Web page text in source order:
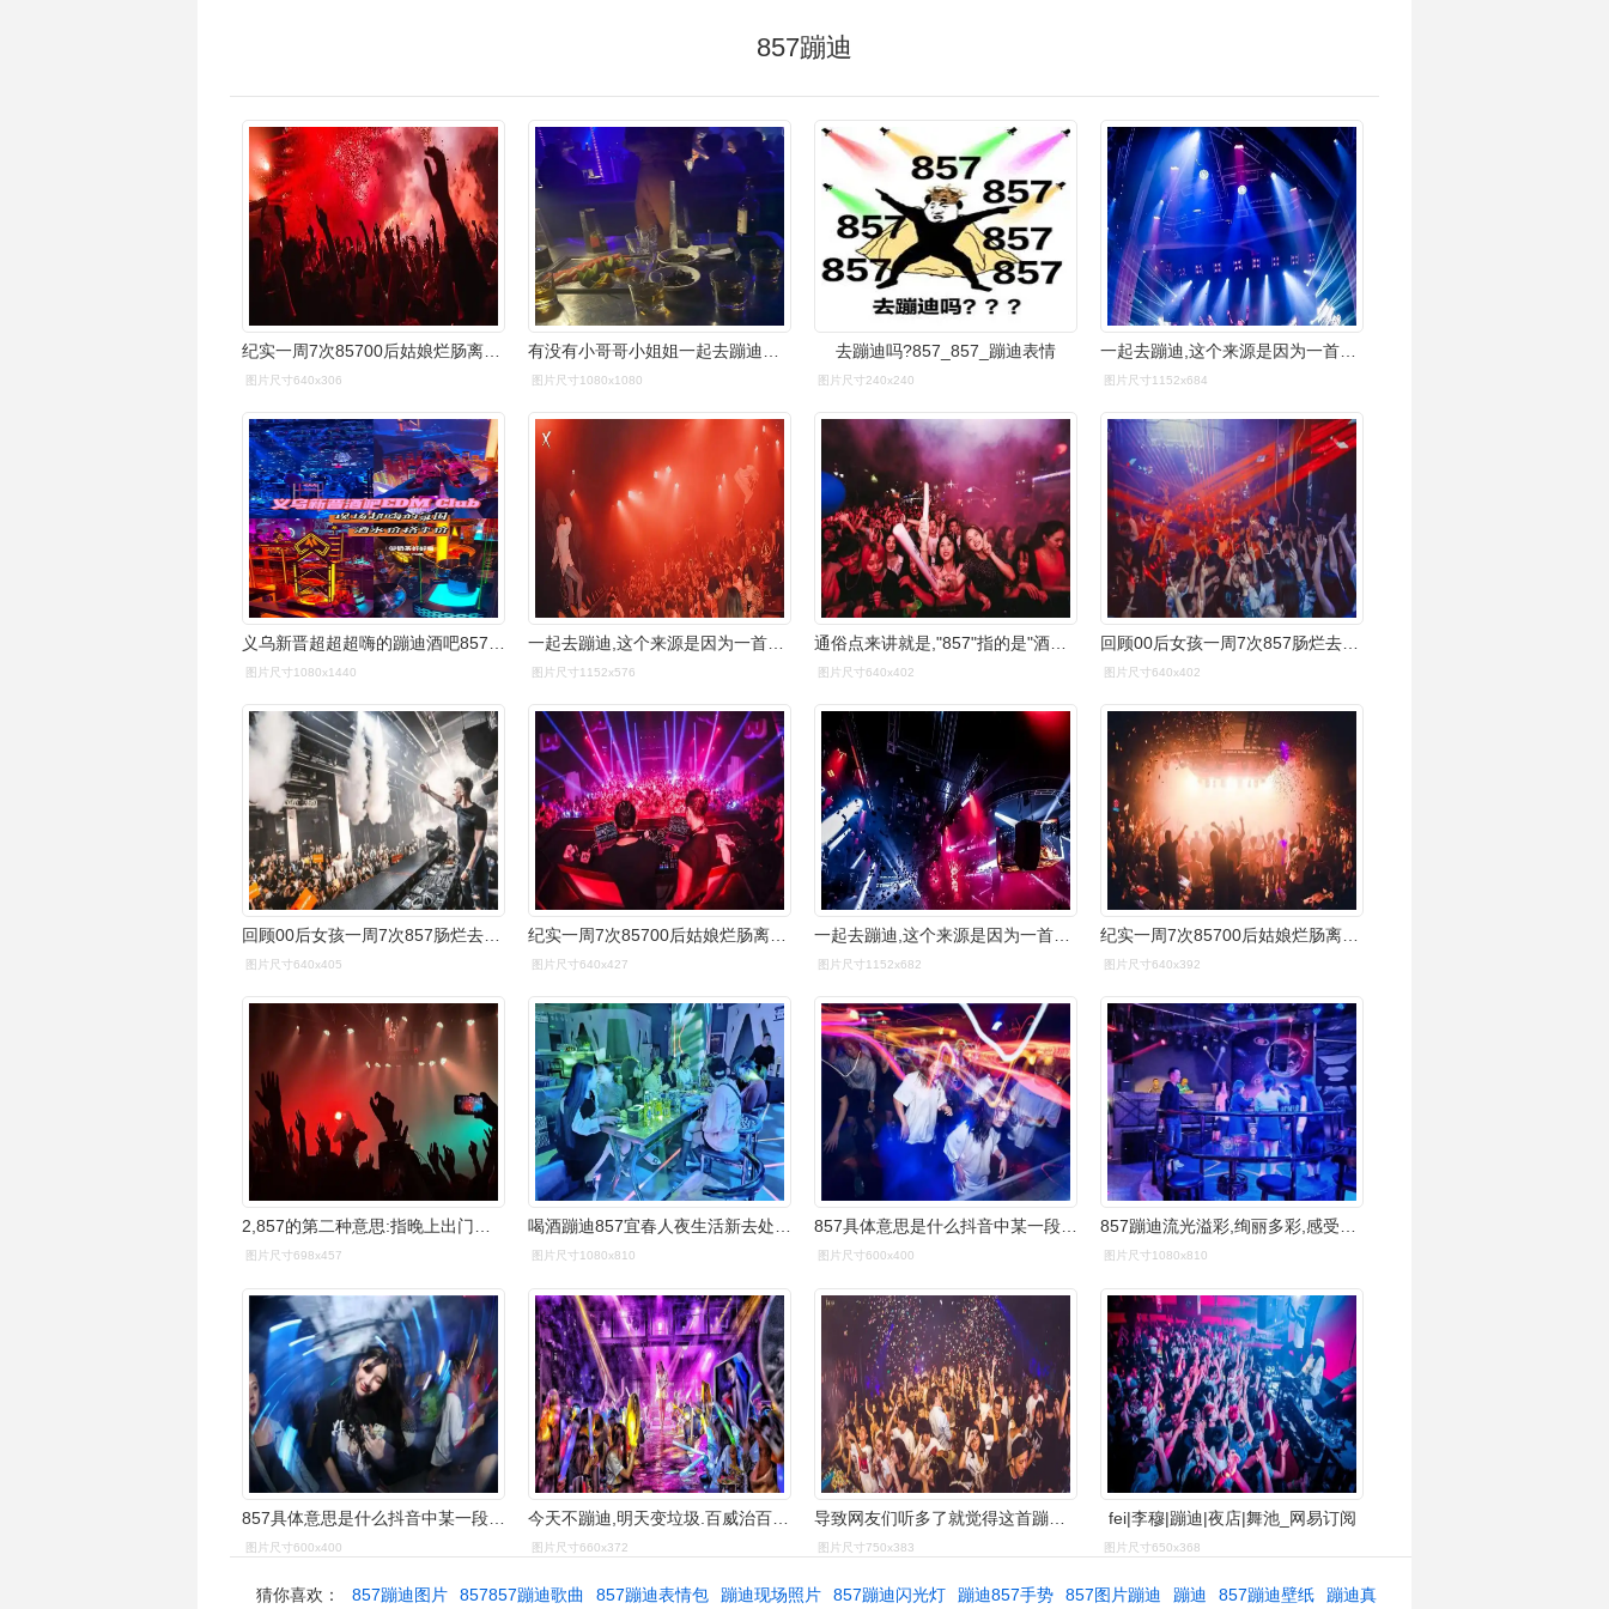
857蹦迪
纪实一周7次85700后姑娘烂肠离世过度放纵的代价承受不起
图片尺寸640x306 图片尺寸1080x1080
去蹦迪吗?857_857_蹦迪表情
图片尺寸240x240 图片尺寸1152x684
图片尺寸1080x1440
一起去蹦迪,这个来源是因为一首迪厅经常会放的歌,里面歌词特别像857
图片尺寸1152x576
通俗点来讲就是,"857"指的是"酒吧蹦迪"而"857"则和上面这个词大差不
图片尺寸640x402 图片尺寸640x402
回顾00后女孩一周7次857肠烂去世放纵的代价你承担不起
图片尺寸640x405
纪实一周7次85700后姑娘烂肠离世过度放纵的代价承受不起
图片尺寸640x427
一起去蹦迪,这个来源是因为一首迪厅经常会放的歌,里面歌词特别像857
图片尺寸1152x682 图片尺寸640x392
2,857的第二种意思:指晚上出门去酒吧蹦迪,玩到凌晨五点回家,并且是一
图片尺寸698x457
喝酒蹦迪857宜春人夜生活新去处开业酒水小吃免费送
图片尺寸1080x810
857具体意思是什么抖音中某一段bgm蹦迪神曲气氛欢快
图片尺寸600x400
857蹦迪流光溢彩,绚丽多彩,感受内脏与音乐一起震动的悸动,卸下所有
图片尺寸1080x810
857具体意思是什么抖音中某一段bgm蹦迪神曲气氛欢快
图片尺寸600x400
今天不蹦迪,明天变垃圾.百威治百病,野格断长情.
图片尺寸660x372
导致网友们听多了就觉得这首蹦迪舞曲内容的谐音是857
图片尺寸750x383
fei|李穆|蹦迪|夜店|舞池_网易订阅
图片尺寸650x368
猜你喜欢： 857蹦迪图片 857857蹦迪歌曲 857蹦迪表情包 蹦迪现场照片 857蹦迪闪光灯 蹦迪857手势 857图片蹦迪 蹦迪 857蹦迪壁纸 蹦迪真